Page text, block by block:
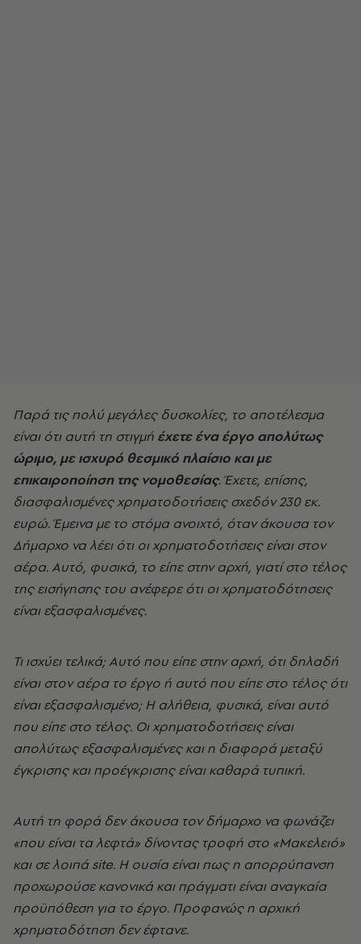
Παρά τις πολύ μεγάλες δυσκολίες, το αποτέλεσμα
είναι ότι αυτή τη στιγμή έχετε ένα έργο απολύτως
ώριμο, με ισχυρό θεσμικό πλαίσιο και με
επικαιροποίηση της νομοθεσίας. Έχετε, επίσης,
διασφαλισμένες χρηματοδοτήσεις σχεδόν 230 εκ.
ευρώ. Έμεινα με το στόμα ανοιχτό, όταν άκουσα τον
Δήμαρχο να λέει ότι οι χρηματοδοτήσεις είναι στον
αέρα. Αυτό, φυσικά, το είπε στην αρχή, γιατί στο τέλος
της εισήγησης του ανέφερε ότι οι χρηματοδότησεις
είναι εξασφαλισμένες.
Τι ισχύει τελικά; Αυτό που είπε στην αρχή, ότι δηλαδή
είναι στον αέρα το έργο ή αυτό που είπε στο τέλος ότι
είναι εξασφαλισμένο; Η αλήθεια, φυσικά, είναι αυτό
που είπε στο τέλος. Οι χρηματοδοτήσεις είναι
απολύτως εξασφαλισμένες και η διαφορά μεταξύ
έγκρισης και προέγκρισης είναι καθαρά τυπική.
Αυτή τη φορά δεν άκουσα τον δήμαρχο να φωνάζει
«που είναι τα λεφτά» δίνοντας τροφή στο «Μακελειό»
και σε λοιπά site. Η ουσία είναι πως η απορρύπανση
προχωρούσε κανονικά και πράγματι είναι αναγκαία
προϋπόθεση για το έργο. Προφανώς η αρχική
χρηματοδότηση δεν έφτανε.